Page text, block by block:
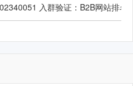
入群验证：B2B网站排名